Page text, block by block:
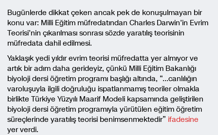
Bugünlerde dikkat çeken ancak pek de konuşulmayan bir
konu var: Milli Eğitim müfredatından Charles Darwin’in Evrim
Teorisi’nin çıkarılması sonrası sözde yaratılış teorisinin
müfredata dahil edilmesi.
Yaklaşık yedi yıldır evrim teorisi müfredatta yer almıyor ve
artık bir adım daha gerideyiz, çünkü Milli Eğitim Bakanlığı
biyoloji dersi öğretim programı başlığı altında, “…canlılığın
varoluşuyla ilgili doğruluğu ispatlanmamış teoriler olmakla
birlikte Türkiye Yüzyılı Maarif Modeli kapsamında geliştirilen
biyoloji dersi öğretim programıyla yürütülen eğitim öğretim
süreçlerinde yaratılış teorisi benimsenmektedir” ifadesine
yer verdi.